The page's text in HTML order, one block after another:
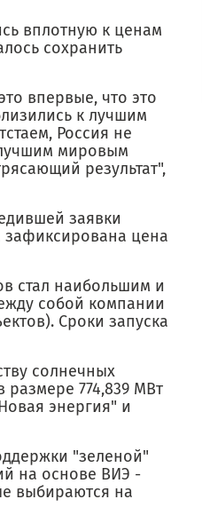
вплотную к ценам
сохранить
впервые, что это
к лучшим
Россия не
мировым
результат",
заявки
зафиксирована цена
стал наибольшим и
собой компании
Сроки запуска
солнечных
размере 774,839 МВт
энергия" и
"зеленой"
на основе ВИЭ -
выбираются на